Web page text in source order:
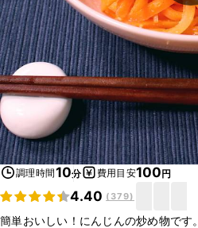
調理時間10分 費用目安100円
4.40 ( 379)
簡単おいしい！にんじんの炒め物です。